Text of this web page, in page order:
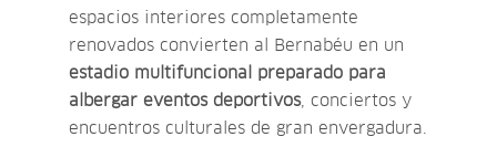
espacios interiores completamente
renovados convierten al Bernabéu en un
estadio multifuncional preparado para
albergar eventos deportivos, conciertos y
encuentros culturales de gran envergadura.